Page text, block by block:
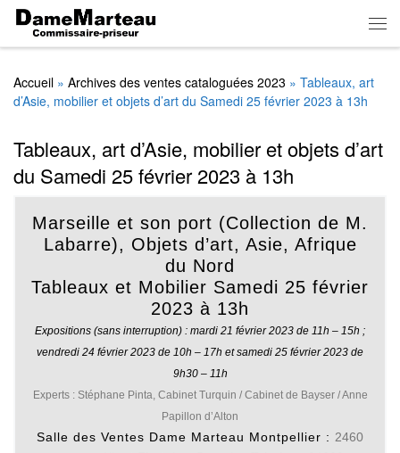
Skip to content
Accueil » Archives des ventes cataloguées 2023 » Tableaux, art
d’Asie, mobilier et objets d’art du Samedi 25 février 2023 à 13h
Tableaux, art d’Asie, mobilier et objets d’art
du Samedi 25 février 2023 à 13h
Marseille et son port (Collection de M.
Labarre), Objets d’art, Asie, Afrique
du Nord
Tableaux et Mobilier Samedi 25 février
2023 à 13h
Expositions (sans interruption) : mardi 21 février 2023 de 11h – 15h ;
vendredi 24 février 2023 de 10h – 17h et samedi 25 février 2023 de
9h30 – 11h
Experts : Stéphane Pinta, Cabinet Turquin / Cabinet de Bayser / Anne
Papillon d’Alton
Salle des Ventes Dame Marteau Montpellier : 2460